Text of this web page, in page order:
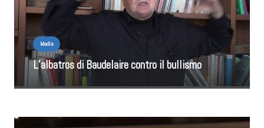
Media
L’albatros di Baudelaire contro il bullismo